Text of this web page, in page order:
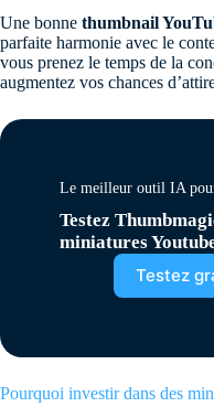
Une bonne thumbnail
parfaite harmonie avec le
vous prenez le temps de la
augmentez vos chances
Le meilleur outil IA
Testez
miniatures
Testez
Pourquoi investir dans des